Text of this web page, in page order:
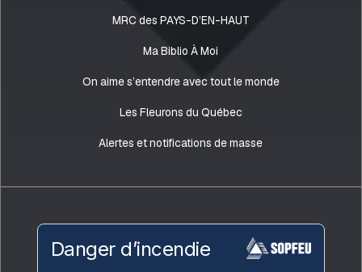
MRC des PAYS-D’EN-HAUT
Ma Biblio À Moi
On aime s’entendre avec tout le monde
Les Fleurons du Québec
Alertes et notifications de masse
Danger d’incendie